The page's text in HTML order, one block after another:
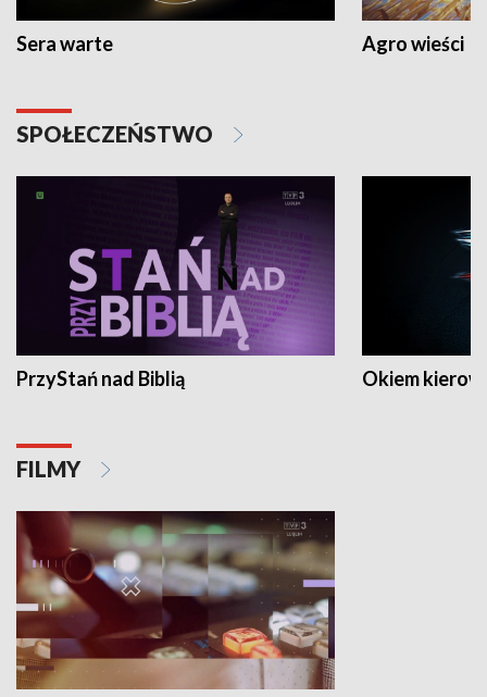
Sera warte Agro wieści
SPOŁECZEŃSTWO
PrzyStań nad Biblią Okiem
FILMY